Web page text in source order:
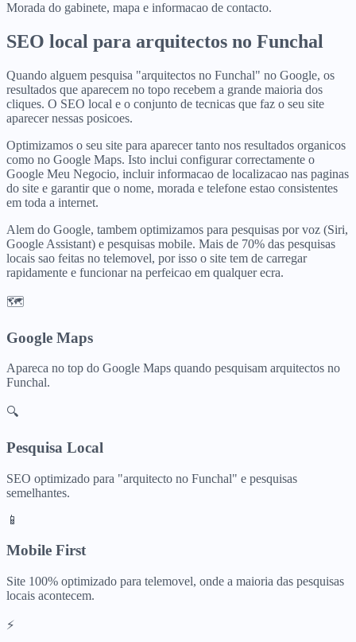
Morada do gabinete, mapa e informacao de contacto.
SEO local para arquitectos no Funchal
Quando alguem pesquisa "arquitectos no Funchal" no Google, os
resultados que aparecem no topo recebem a grande maioria dos
cliques. O SEO local e o conjunto de tecnicas que faz o seu site
aparecer nessas posicoes.
Optimizamos o seu site para aparecer tanto nos resultados organicos
como no Google Maps. Isto inclui configurar correctamente o
Google Meu Negocio, incluir informacao de localizacao nas paginas
do site e garantir que o nome, morada e telefone estao consistentes
em toda a internet.
Alem do Google, tambem optimizamos para pesquisas por voz (Siri,
Google Assistant) e pesquisas mobile. Mais de 70% das pesquisas
locais sao feitas no telemovel, por isso o site tem de carregar
rapidamente e funcionar na perfeicao em qualquer ecra.
🗺️
Google Maps
Apareca no top do Google Maps quando pesquisam arquitectos no
Funchal.
🔍
Pesquisa Local
SEO optimizado para "arquitecto no Funchal" e pesquisas
semelhantes.
📱
Mobile First
Site 100% optimizado para telemovel, onde a maioria das pesquisas
locais acontecem.
⚡